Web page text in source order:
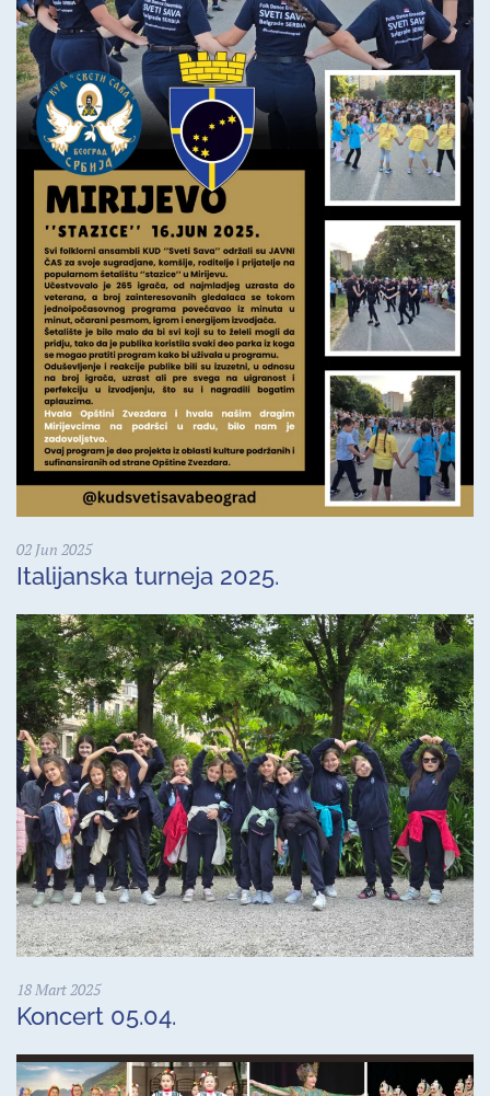
02 Jun 2025
Italijanska turneja 2025.
18 Mart 2025
Koncert 05.04.